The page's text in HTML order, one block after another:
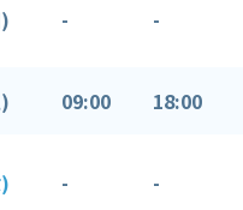
- -
09:00 18:00
- -